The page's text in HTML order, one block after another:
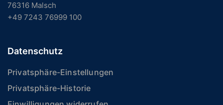
76316 Malsch
+49 7243 76999 100
Datenschutz
Privatsphäre-Einstellungen
Privatsphäre-Historie